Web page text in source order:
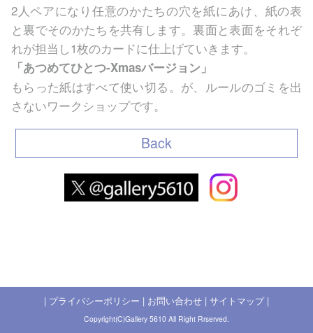
2人ペアになり任意のかたちの穴を紙にあけ、紙の表
と裏でそのかたちを共有します。裏面と表面をそれぞ
れが担当し1枚のカードに仕上げていきます。
「あつめてひとつ-Xmasバージョン」
もらった紙はすべて使い切る。が、ルールのゴミを出
さないワークショップです。
Back
| プライバシーポリシー | お問い合わせ | サイトマップ |
Copyright(C)Gallery 5610 All Right Rrserved.